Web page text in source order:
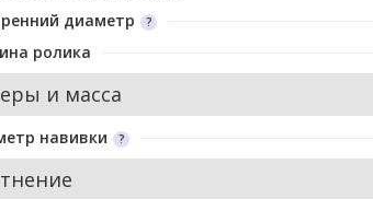
диаметр
ролика
и масса
навивки